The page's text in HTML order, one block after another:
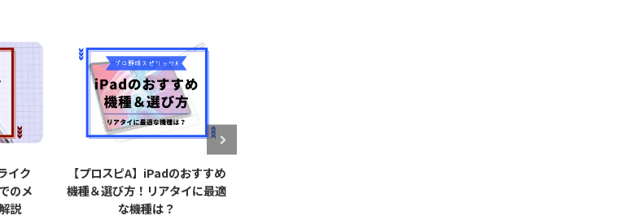
イク
のメ
説
【プロスピA】iPadのおすすめ
機種＆選び方！リアタイに最適
な機種は？